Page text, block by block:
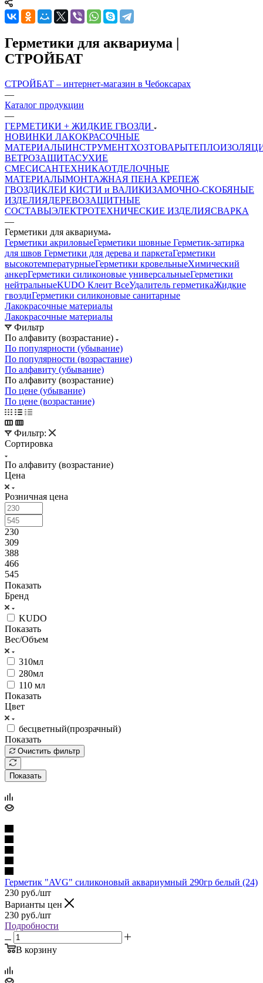
Герметики для аквариума |
СТРОЙБАТ
СТРОЙБАТ – интернет-магазин в Чебоксарах
—
Каталог продукции
—
ГЕРМЕТИКИ + ЖИДКИЕ ГВОЗДИ
НОВИНКИ ЛАКОКРАСОЧНЫЕ
МАТЕРИАЛЫИНСТРУМЕНТХОЗТОВАРЫ
ВЕТРОЗАЩИТАСУХИЕ
СМЕСИСАНТЕХНИКАОТДЕЛОЧНЫЕ
МАТЕРИАЛЫМОНТАЖНАЯ ПЕНА КРЕПЕЖ
ГВОЗДИКЛЕИ КИСТИ и ВАЛИКИЗАМОЧНО-СКОБЯНЫЕ
ИЗДЕЛИЯДЕРЕВОЗАЩИТНЫЕ
СОСТАВЫЭЛЕКТРОТЕХНИЧЕСКИЕ ИЗДЕЛИЯСВАРКА
—
Герметики для аквариума
Герметики акриловыеГерметики шовные Герметик-затирка
для швов Герметики для дерева и паркетаГерметики
высокотемпературныеГерметики кровельныеХимический
анкерГерметики силиконовые универсальныеГерметики
нейтральныеKUDO Клеит ВсеУдалитель герметикаЖидкие
гвоздиГерметики силиконовые санитарные
Лакокрасочные материалы
Лакокрасочные материалы
Фильтр
По алфавиту (возрастание)
По популярности (убывание)
По популярности (возрастание)
По алфавиту (убывание)
По алфавиту (возрастание)
По цене (убывание)
По цене (возрастание)
Фильтр:
Сортировка
По алфавиту (возрастание)
Цена
Розничная цена
230
309
388
466
545
Показать
Бренд
KUDO
Показать
Вес/Объем
310мл
280мл
110 мл
Показать
Цвет
бесцветный(прозрачный)
Показать
Очистить фильтр
Показать
Герметик "AVG" силиконовый аквариумный 290гр белый (24)
230 руб./шт
Варианты цен
230 руб./шт
Подробности
В корзину